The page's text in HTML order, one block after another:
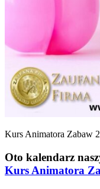
Kurs Animatora Zabaw
Oto kalendarz
Kurs Animatora